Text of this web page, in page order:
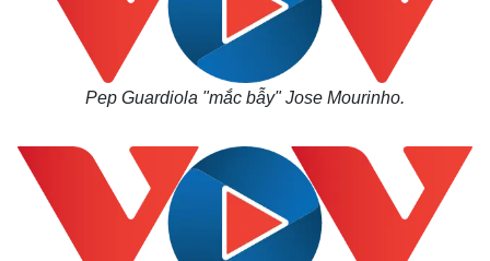
Pep Guardiola "mắc bẫy" Jose Mourinho.